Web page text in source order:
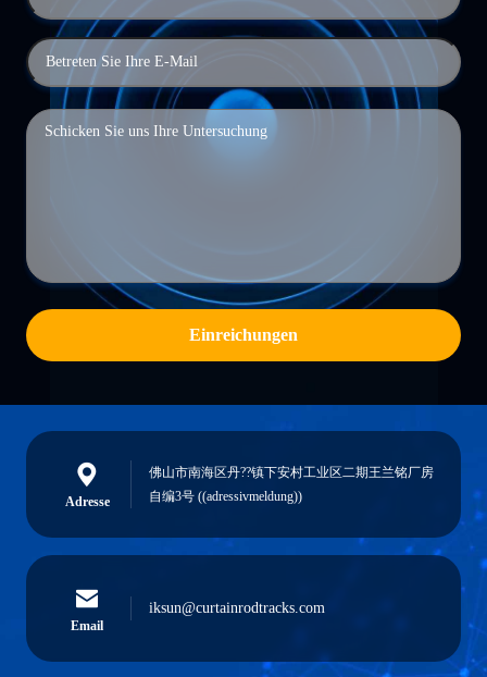
Einreichungen
Adresse
佛山市南海区丹??镇下安村工业区二期王兰铭厂房
自编3号 ((adressivmeldung))
Email
iksun@curtainrodtracks.com